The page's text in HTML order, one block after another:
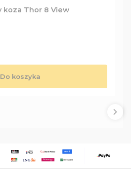
Piec wolnostojący koza Thor 8 View
Do koszyka